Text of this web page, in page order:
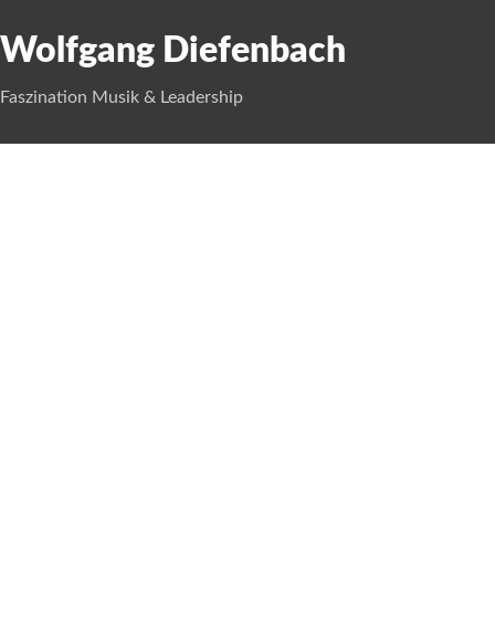
Wolfgang Diefenbach
Faszination Musik & Leadership